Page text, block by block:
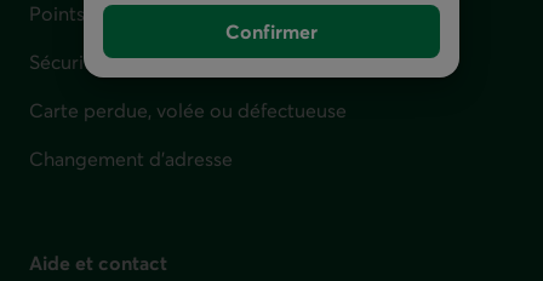
Confirmer
Points de service
Sécurité
Carte perdue, volée ou défectueuse
Changement d'adresse
Aide et contact